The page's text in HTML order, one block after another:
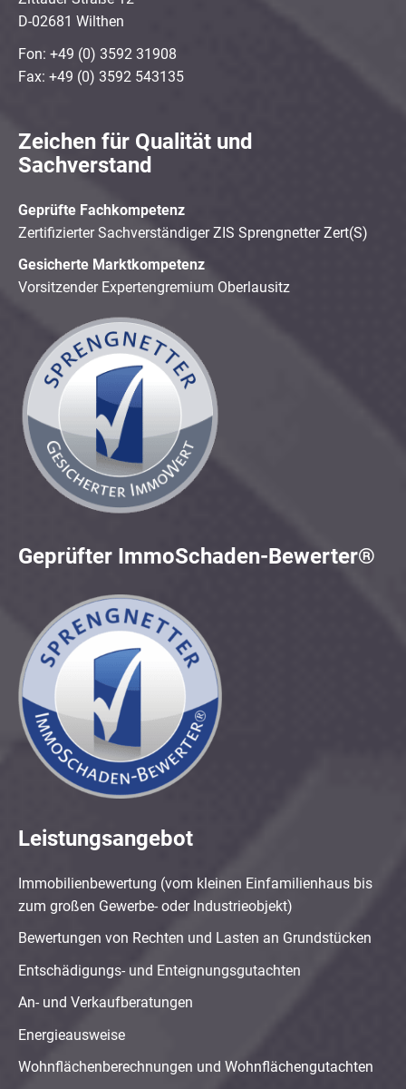
D-02681 Wilthen
Fon: +49 (0) 3592 31908
Fax: +49 (0) 3592 543135
Zeichen für Qualität und
Sachverstand
Geprüfte Fachkompetenz
Zertifizierter Sachverständiger ZIS Sprengnetter Zert(S)
Gesicherte Marktkompetenz
Vorsitzender Expertengremium Oberlausitz
Geprüfter ImmoSchaden-Bewerter®
Leistungsangebot
Immobilienbewertung (vom kleinen Einfamilienhaus bis
zum großen Gewerbe- oder Industrieobjekt)
Bewertungen von Rechten und Lasten an Grundstücken
Entschädigungs- und Enteignungsgutachten
An- und Verkaufberatungen
Energieausweise
Wohnflächenberechnungen und Wohnflächengutachten